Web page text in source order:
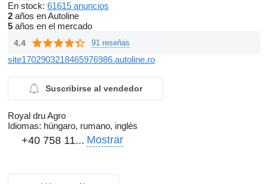
En stock: 61615 anuncios
2 años en Autoline
5 años en el mercado
4.4 91 reseñas
site1702903218465976986.autoline.ro
Suscribirse al vendedor
Royal dru Agro
Idiomas: húngaro, rumano, inglés
+40 758 11... Mostrar